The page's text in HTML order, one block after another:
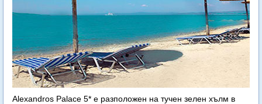
Alexandros Palace 5* e разположен на тучен зелен хълм в